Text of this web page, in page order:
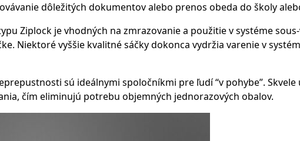
dôležitých dokumentov alebo prenos obeda do školy
Ziplock je vhodných na zmrazovanie a použitie v systéme
Niektoré vyššie kvalitné sáčky dokonca vydržia varenie v
sú ideálnymi spoločníkmi pre ľudí “v pohybe”.
čím eliminujú potrebu objemných jednorazových obalov.